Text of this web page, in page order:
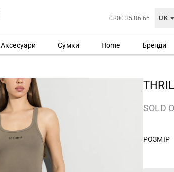
0800 35 86 65 UK
Аксесуари Сумки Home Бренди
SOLD
РОЗМІР